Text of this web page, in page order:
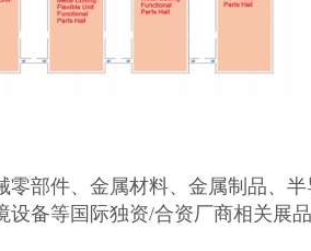
部件、金属材料、金属制品、
备等国际独资/合资厂商相关展品